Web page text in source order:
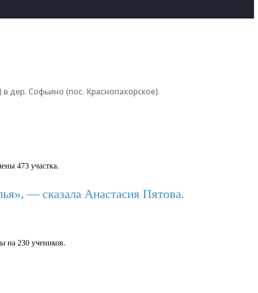
дер. Софьино (пос. Краснопахорское).
473 участка.
— сказала Анастасия Пятова.
на 230 учеников.